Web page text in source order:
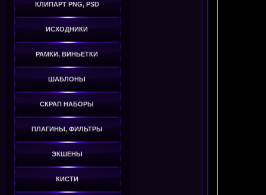
КЛИПАРТ PNG, PSD
ИСХОДНИКИ
РАМКИ, ВИНЬЕТКИ
ШАБЛОНЫ
СКРАП НАБОРЫ
ПЛАГИНЫ, ФИЛЬТРЫ
ЭКШЕНЫ
КИСТИ